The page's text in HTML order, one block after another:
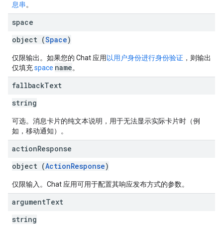
息串。
space
object (Space)
仅限输出。如果您的 Chat 应用 以用户身份进行身份验证 ，则输出
仅填充space name。
fallbackText
string
可选。消息卡片的纯文本说明，用于无法显示实际卡片时（例
如，移动通知）。
actionResponse
object (ActionResponse)
仅限输入。Chat 应用可用于配置其响应发布方式的参数。
argumentText
string